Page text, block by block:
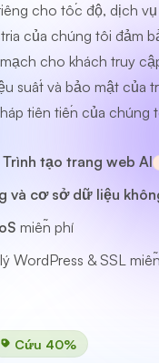
cho tốc độ, dịch
của chúng tôi đảm
cho khách truy
suất và bảo mật của
tiên tiến của chúng
Trình tạo trang web AI
và cơ sở dữ liệu
miễn phí
WordPress & SSL
Cứu 40%